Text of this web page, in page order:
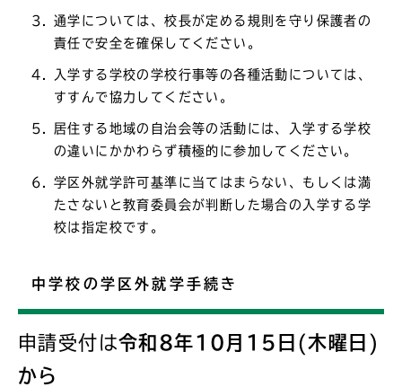
通学については、校長が定める規則を守り保護者の
責任で安全を確保してください。
入学する学校の学校行事等の各種活動については、
すすんで協力してください。
居住する地域の自治会等の活動には、入学する学校
の違いにかかわらず積極的に参加してください。
学区外就学許可基準に当てはまらない、もしくは満
たさないと教育委員会が判断した場合の入学する学
校は指定校です。
中学校の学区外就学手続き
申請受付は令和8年10月15日(木曜日)
から